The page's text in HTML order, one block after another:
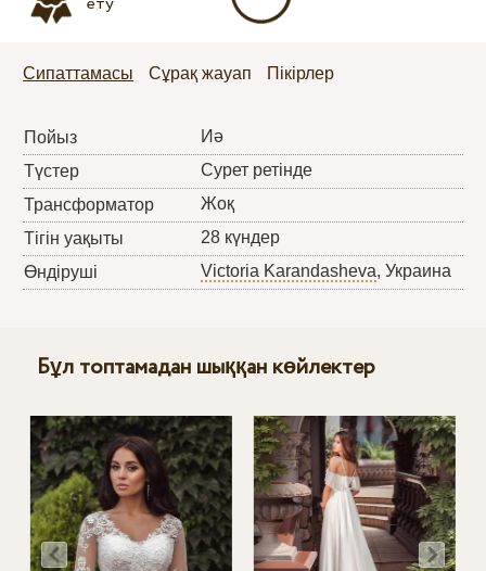
Сипаттамасы Сұрақ жауап Пікірлер
Пойыз
Иә
Түстер
Сурет ретінде
Трансформатор
Жоқ
Тігін уақыты
28 күндер
Өндіруші
Victoria Karandasheva, Украина
Бұл топтамадан шыққан көйлектер